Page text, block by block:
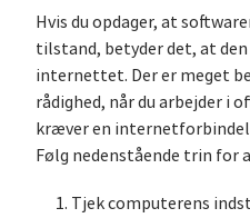
Hvis du opdager, at
tilstand, betyder det, at
internettet. Der er meget
rådighed, når du arbejder i
kræver en
Følg nedenstående trin for
Tjek computerens